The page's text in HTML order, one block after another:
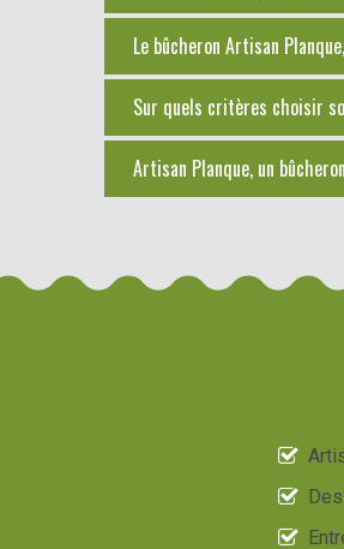
Le bûcheron Artisan
Sur quels critères choisir
Artisan Planque, un